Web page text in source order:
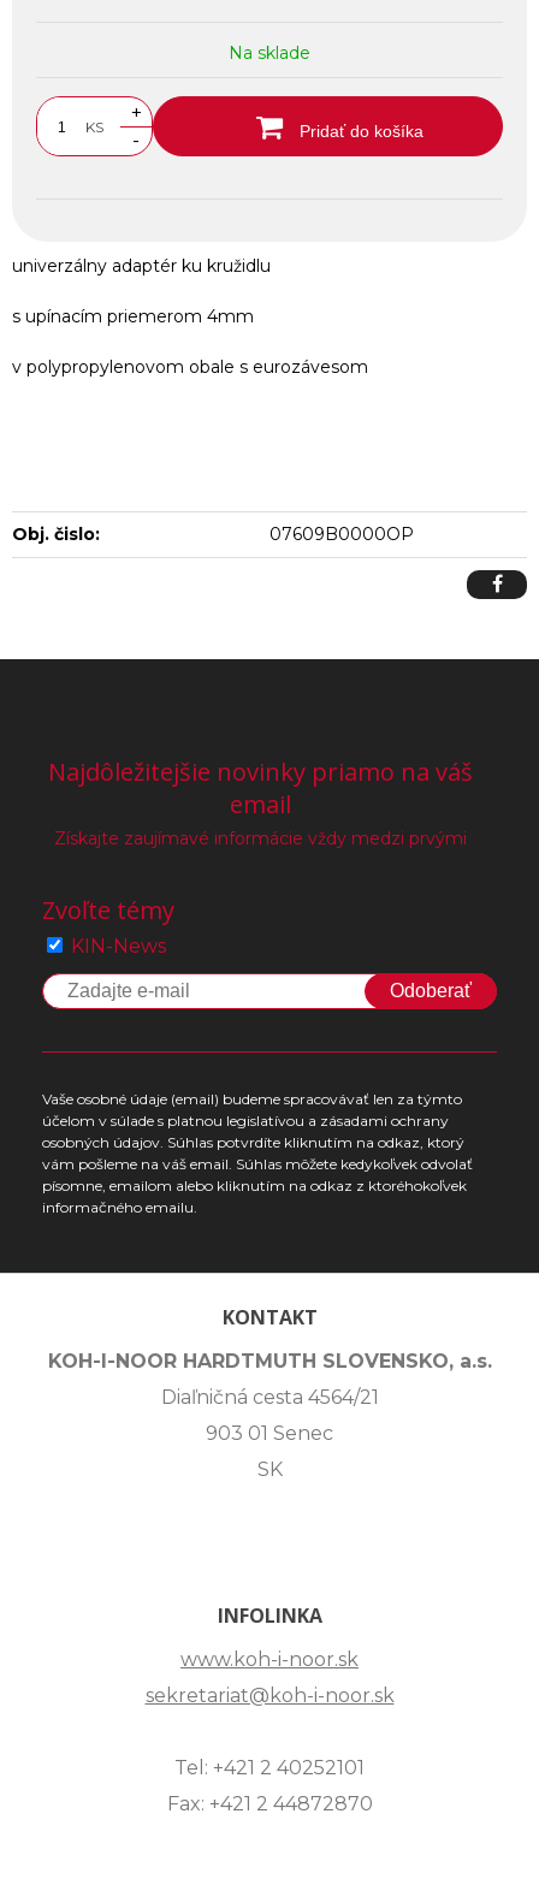
Na sklade
KS
+
-
Pridať do košíka
univerzálny adaptér ku kružidlu
s upínacím priemerom 4mm
v polypropylenovom obale s eurozávesom
Obj. čislo: 07609B0000OP
Najdôležitejšie novinky priamo na váš
email
Získajte zaujímavé informácie vždy medzi prvými
Zvoľte témy
KIN-News
Odoberať
Vaše osobné údaje (email) budeme spracovávať len za týmto
účelom v súlade s platnou legislatívou a zásadami ochrany
osobných údajov. Súhlas potvrdíte kliknutím na odkaz, ktorý
vám pošleme na váš email. Súhlas môžete kedykoľvek odvolať
písomne, emailom alebo kliknutím na odkaz z ktoréhokoľvek
informačného emailu.
KONTAKT
KOH-I-NOOR HARDTMUTH SLOVENSKO, a.s.
Diaľničná cesta 4564/21
903 01 Senec
SK
INFOLINKA
www.koh-i-noor.sk
sekretariat@koh-i-noor.sk
Tel: +421 2 40252101
Fax: +421 2 44872870